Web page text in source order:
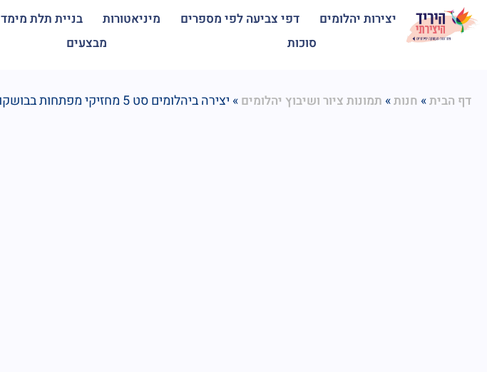
יצירות יהלומים דפי צביעה לפי מספרים מיניאטורות בניית תלת מימד
סוכות
מבצעים
דף הבית» חנות» תמונות ציור ושיבוץ יהלומים » יצירה ביהלומים סט 5 מחזיקי מפתחות בבושקות